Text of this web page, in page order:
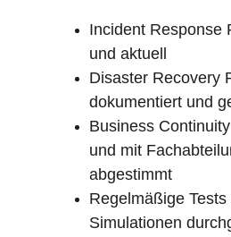
Incident Response
und aktuell
Disaster Recovery
dokumentiert und
Business
und mit
abgestimmt
Regelmäßige Tests
Simulationen